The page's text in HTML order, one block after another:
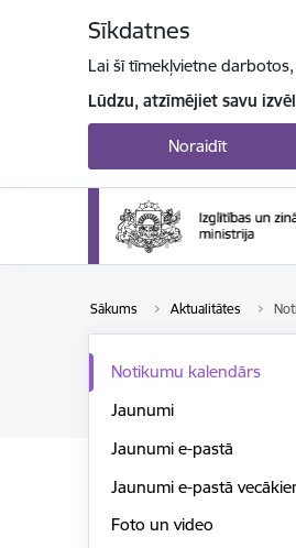
Sīkdatnes
Lai šī tīmekļvietne
Lūdzu, atzīmējiet savu
Noraidīt
Sākums Aktualitātes
Notikumu kalendārs
Jaunumi
Jaunumi e-pastā
Jaunumi e-pastā
Foto un video